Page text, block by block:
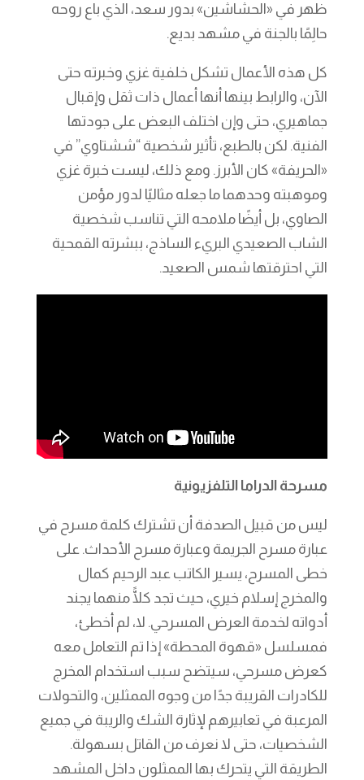
ظهر في «الحشاشين» بدور سعد، الذي باع روحه
حالِمًا بالجنة في مشهد بديع.
كل هذه الأعمال تشكل خلفية غزي وخبرته حتى
الآن، والرابط بينها أنها أعمال ذات ثقل وإقبال
جماهيري، حتى وإن اختلف البعض على جودتها
الفنية. لكن بالطبع، تأثير شخصية “ششتاوي” في
«الحريفة» كان الأبرز. ومع ذلك، ليست خبرة غزي
وموهبته وحدهما ما جعله مثاليًا لدور مؤمن
الصاوي، بل أيضًا ملامحه التي تناسب شخصية
الشاب الصعيدي البريء الساذج، ببشرته القمحية
التي احترقتها شمس الصعيد.
مسرحة الدراما التلفزيونية
ليس من قبيل الصدفة أن تشترك كلمة مسرح في
عبارة مسرح الجريمة وعبارة مسرح الأحداث. على
خطى المسرح، يسير الكاتب عبد الرحيم كمال
والمخرج إسلام خيري، حيث تجد كلًّا منهما يجند
أدواته لخدمة العرض المسرحي. لا، لم أخطئ،
فمسلسل «قهوة المحطة» إذا تم التعامل معه
كعرض مسرحي، سيتضح سبب استخدام المخرج
للكادرات القريبة جدًا من وجوه الممثلين، والتحولات
المرعبة في تعابيرهم لإثارة الشك والريبة في جميع
الشخصيات، حتى لا نعرف من القاتل بسهولة.
الطريقة التي يتحرك بها الممثلون داخل المشهد